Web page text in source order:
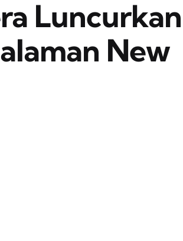
Luncurkan
New